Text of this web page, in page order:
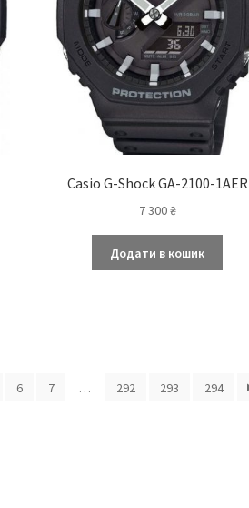
Casio G-Shock GA-2100-1AER
7 300₴
Додати в кошик
6 7 … 292 293 294